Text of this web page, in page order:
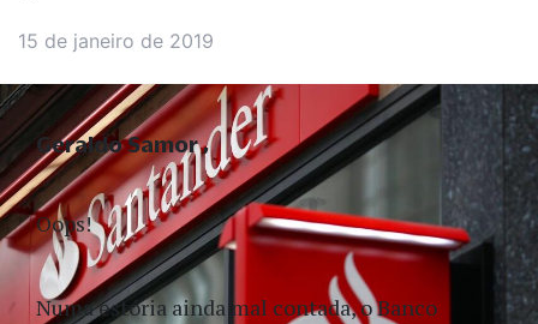
15 de janeiro de 2019
Oops!
Numa estória ainda mal contada, o Banco
Geraldo Samor